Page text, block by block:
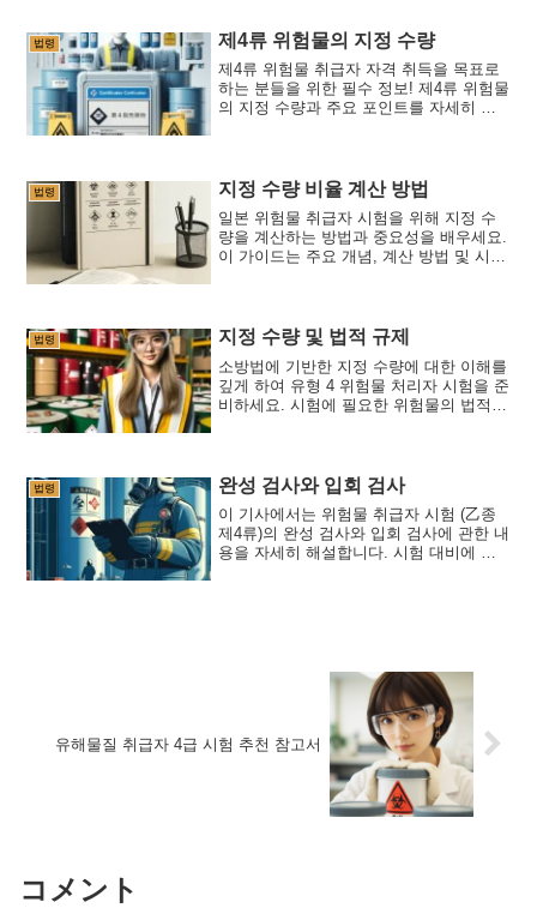
법령 제4류 위험물의 지정 수량
제4류 위험물 취급자 자격 취득을 목표로
하는 분들을 위한 필수 정보! 제4류 위험물
의 지정 수량과 주요 포인트를 자세히 설
법령 지정 수량 비율 계산 방법
일본 위험물 취급자 시험을 위해 지정 수
량을 계산하는 방법과 중요성을 배우세요.
이 가이드는 주요 개념, 계산 방법 및 시험
법령 지정 수량 및 법적 규제
소방법에 기반한 지정 수량에 대한 이해를
깊게 하여 유형 4 위험물 처리자 시험을 준
비하세요. 시험에 필요한 위험물의 법적
법령 완성 검사와 입회 검사
이 기사에서는 위험물 취급자 시험 (乙종
제4류)의 완성 검사와 입회 검사에 관한 내
용을 자세히 해설합니다. 시험 대비에 도
유해물질 취급자 4급 시험 추천 참고서
コメント